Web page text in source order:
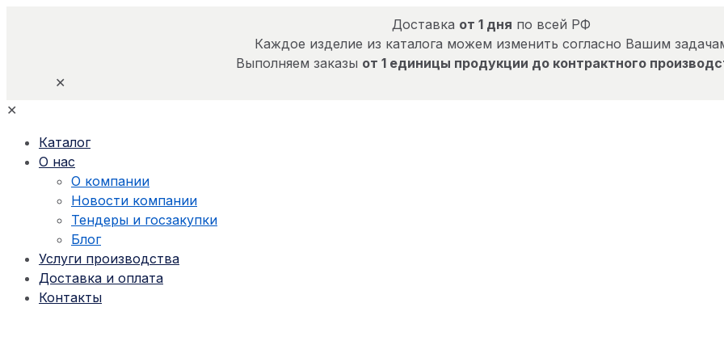
Доставка от 1 дня по всей РФ
Каждое изделие из каталога можем изменить согласно Вашим
Выполняем заказы от 1 единицы продукции до контрактного
✕
✕
Каталог
О нас
О компании
Новости компании
Тендеры и госзакупки
Блог
Услуги производства
Доставка и оплата
Контакты